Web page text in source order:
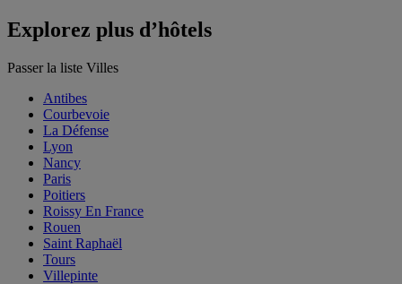
Explorez plus d’hôtels
Passer la liste Villes
Antibes
Courbevoie
La Défense
Lyon
Nancy
Paris
Poitiers
Roissy En France
Rouen
Saint Raphaël
Tours
Villepinte